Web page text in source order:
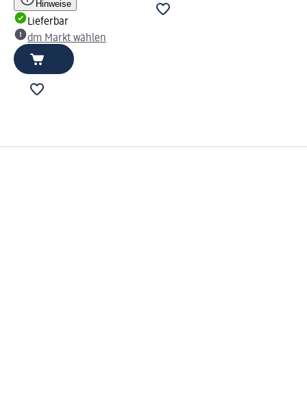
Hinweise
Lieferbar
dm Markt wählen